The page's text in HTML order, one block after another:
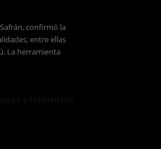
confirmó la
entre ellas
La herramienta